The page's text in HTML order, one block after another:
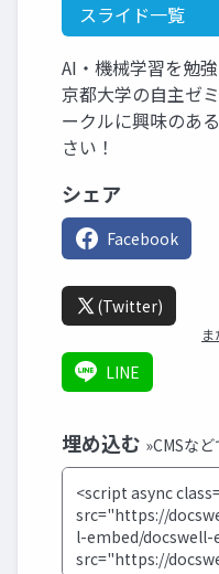
スライド一覧
AI・機械学習を勉
京都大学の自主ゼ
ークルに興味のあ
さい！
シェア
Facebook
(Twitter)
LINE
埋め込む »CMSな